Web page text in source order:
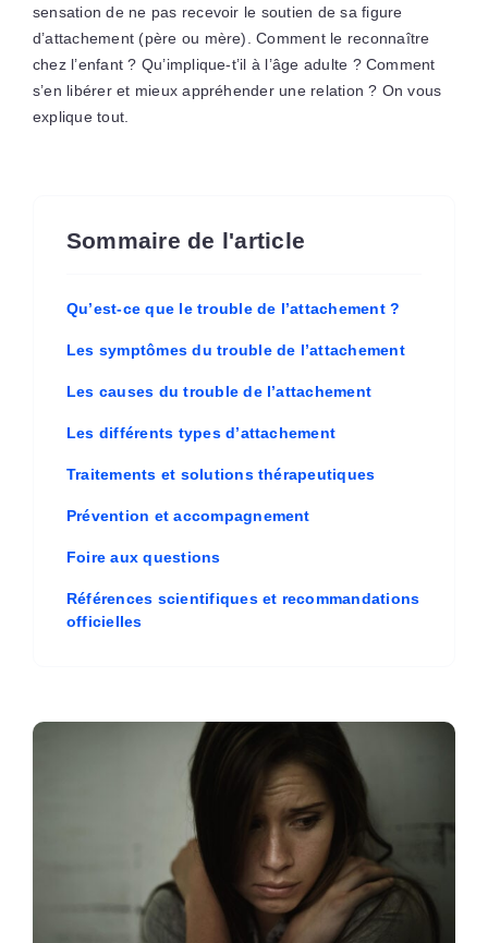
sensation de ne pas recevoir le soutien de sa figure
d’attachement (père ou mère). Comment le reconnaître
chez l’enfant ? Qu’implique-t’il à l’âge adulte ? Comment
s’en libérer et mieux appréhender une relation ? On vous
explique tout.
Sommaire de l'article
Qu’est-ce que le trouble de l’attachement ?
Les symptômes du trouble de l’attachement
Les causes du trouble de l’attachement
Les différents types d’attachement
Traitements et solutions thérapeutiques
Prévention et accompagnement
Foire aux questions
Références scientifiques et recommandations
officielles